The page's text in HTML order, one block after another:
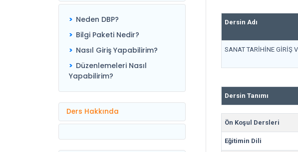
Neden DBP?
Bilgi Paketi Nedir?
Nasıl Giriş Yapabilirim?
Düzenlemeleri Nasıl
Yapabilirim?
Ders Hakkında
Dersin Adı
SANAT TARİHİNE GİRİŞ
Dersin Tanımı
Ön Koşul Dersleri
Eğitimin Dili